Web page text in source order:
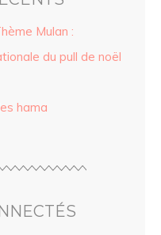
Mulan :
du pull de noël
hama